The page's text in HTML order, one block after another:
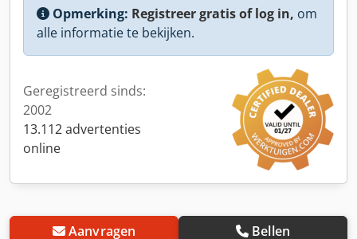
Opmerking: Registreer gratis of log in, om
alle informatie te bekijken.
Geregistreerd sinds:
2002
13.112 advertenties
online
Aanvragen Bellen